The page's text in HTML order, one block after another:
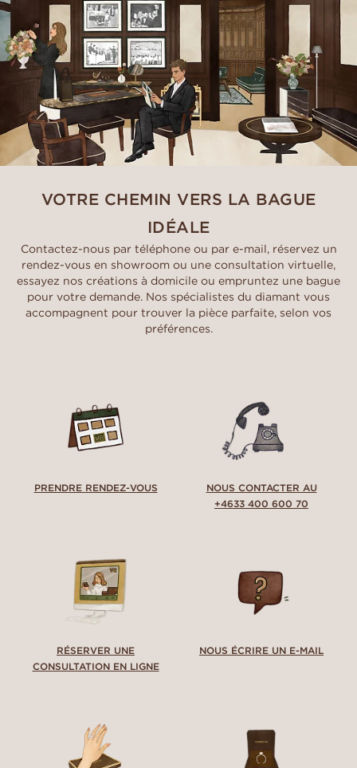
VOTRE CHEMIN VERS LA BAGUE
IDÉALE
Contactez-nous par téléphone ou par e-mail, réservez un
rendez-vous en showroom ou une consultation virtuelle,
essayez nos créations à domicile ou empruntez une bague
pour votre demande. Nos spécialistes du diamant vous
accompagnent pour trouver la pièce parfaite, selon vos
préférences.
PRENDRE RENDEZ-VOUS
NOUS CONTACTER AU
+4633 400 600 70
RÉSERVER UNE
CONSULTATION EN LIGNE
NOUS ÉCRIRE UN E-MAIL